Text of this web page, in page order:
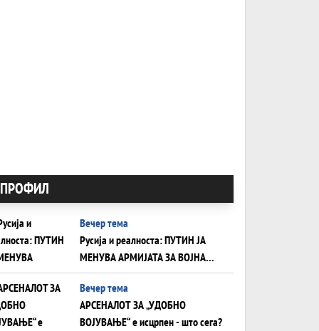
ПРОФИЛ
Вечер тема
Русија и реалноста: ПУТИН ЈА
МЕНУВА АРМИЈАТА ЗА ВОЈНА
ШТО ОСТАНУВА БЕЗ ФРОНТ
Вечер тема
АРСЕНАЛОТ ЗА „УДОБНО
ВОЈУВАЊЕ“ е исцрпен - што сега?